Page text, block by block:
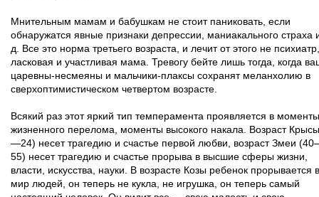
Мнительным мамам и бабушкам не стоит паниковать, если
обнаружатся явные признаки депрессии, маниакального страха
д. Все это норма третьего возраста, и лечит от этого не
ласковая и участливая мама. Тревогу бейте лишь тогда, когда
царевны-несмеяны и мальчики-плаксы сохранят меланхолию в
сверхоптимистическом четвертом возрасте.
Всякий раз этот яркий тип темперамента проявляется в моменты
жизненного перелома, моменты высокого накала. Возраст
—24) несет трагедию и счастье первой любви, возраст Змеи
55) несет трагедию и счастье прорыва в высшие сферы жизни,
власти, искусства, науки. В возрасте Козы ребенок прорывается в
мир людей, он теперь не кукла, не игрушка, он теперь самый